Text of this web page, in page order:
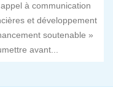
à communication
et développement
soutenable »
avant...